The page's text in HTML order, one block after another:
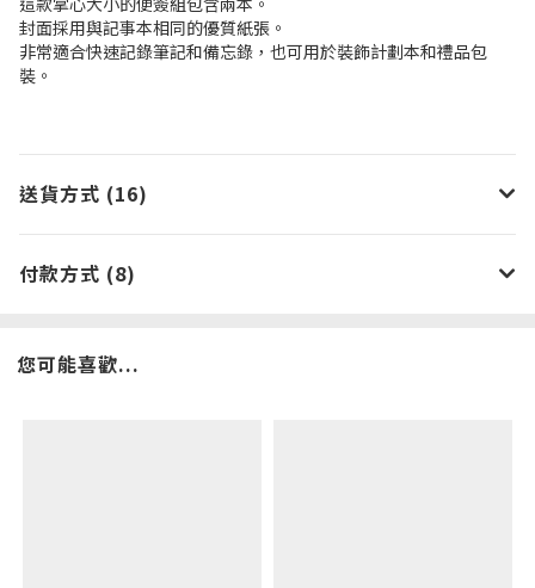
封面採用與記事本相同的優質紙張。
非常適合快速記錄筆記和備忘錄，也可用於裝飾計劃本和禮品包
裝。
送貨方式 (16)
付款方式 (8)
您可能喜歡...